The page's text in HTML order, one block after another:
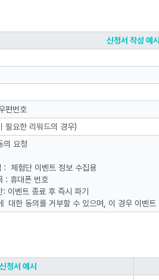
신청서 작성 예시
편번호
필요한 리워드의 경우)
의 요청
: 체험단 이벤트 정보 수집용
: 휴대폰 번호
이벤트 종료 후 즉시 파기
대한 동의를 거부할 수 있으며, 이 경우 이벤트
청서 예시